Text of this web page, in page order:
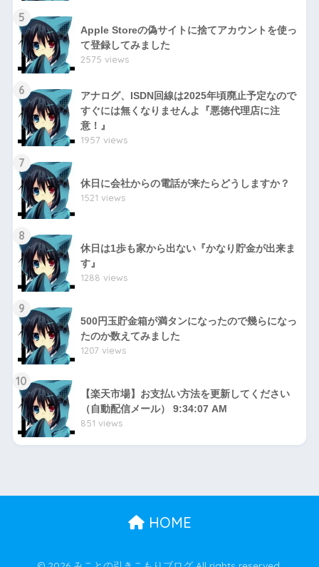
5
Apple Storeの偽サイトに捨てアカウントを使っ
て登録してみました
2575 views
6
アナログ、ISDN回線は2025年頃廃止予定なので
すぐには無くなりませんよ『悪徳代理店に注
意！』
1957 views
7
休日に会社からの電話が来たらどうしますか？
1521 views
8
休日は1歩も家から出ない『かなり貯金が出来ま
す』
1288 views
9
500円玉貯金箱が満タンになったので幾らになっ
たのか数えてみました
1207 views
10
【楽天市場】お支払い方法を更新してください
（自動配信メール） 9:34:07 AM
851 views
HOME